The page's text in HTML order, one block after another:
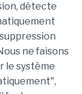
détecte
ne faisons
le système